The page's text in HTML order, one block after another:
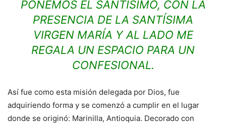
PONEMOS EL SANTÍSIMO, CON LA
PRESENCIA DE LA SANTÍSIMA
VIRGEN MARÍA Y AL LADO ME
REGALA UN ESPACIO PARA UN
CONFESIONAL.
Así fue como esta misión delegada por Dios, fue
adquiriendo forma y se comenzó a cumplir en el lugar
donde se originó: Marinilla, Antioquia. Decorado con